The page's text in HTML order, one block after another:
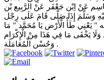
عَنْ اِبْن جَعْفَر عَنْ الرَّبِيع بْن
وَسَلَّمَ إِذَا صَلَّى قَامَ عَلَى رِجْل
" يَعْنِي طَأْ الْأَرْض يَا مُحَمَّد " مَا
وَلَا يَخْفَى مَا فِي هَذَا مِنْ الْإِكْرَام
وَحُسْن الْمُعَامَلَة .